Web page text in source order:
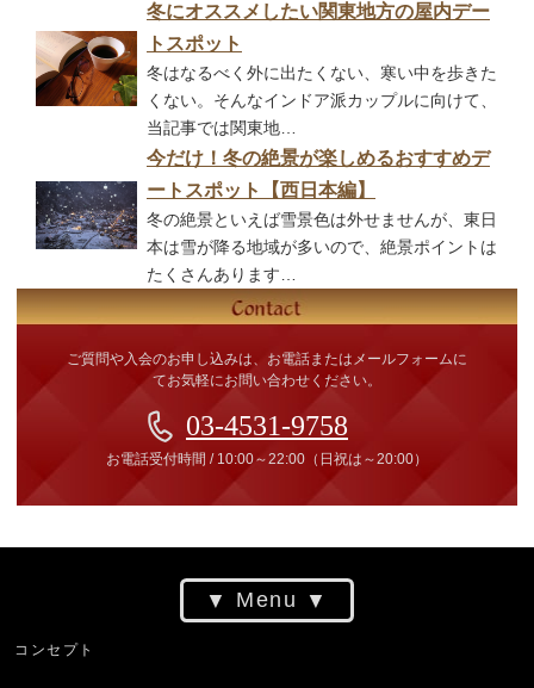
冬にオススメしたい関東地方の屋内デー
トスポット
冬はなるべく外に出たくない、寒い中を歩きた
くない。そんなインドア派カップルに向けて、
当記事では関東地…
今だけ！冬の絶景が楽しめるおすすめデ
ートスポット【西日本編】
冬の絶景といえば雪景色は外せませんが、東日
本は雪が降る地域が多いので、絶景ポイントは
たくさんあります…
ご質問や入会のお申し込みは、お電話またはメールフォームに
てお気軽にお問い合わせください。
03-4531-9758
お電話受付時間 / 10:00～22:00（日祝は～20:00）
Menu
コンセプト